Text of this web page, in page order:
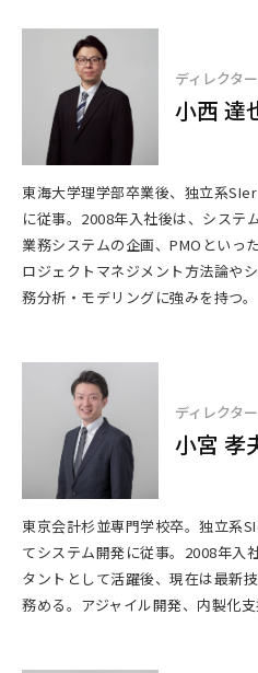
ディレクター
小西 達
東海大学理学部卒業後、独立系
に従事。2008年入社後は、システ
業務システムの企画、PMOといっ
ロジェクトマネジメント方法論や
務分析・モデリングに強みを持つ。
ディレクター
小宮 孝
東京会計杉並専門学校卒。独立系
てシステム開発に従事。2008年入
タントとして活躍後、現在は最新
務める。アジャイル開発、内製化